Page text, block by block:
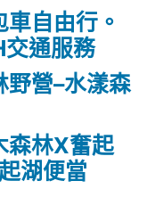
自由行。
通服務
營–水漾森
森林X奮起
湖便當